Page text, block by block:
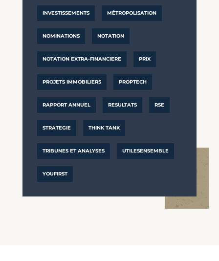
INVESTISSEMENTS MÉTROPOLISATION
NOMINATIONS NOTATION
NOTATION EXTRA-FINANCIERE PRIX
PROJETS IMMOBILIERS PROPTECH
RAPPORT ANNUEL RESULTATS RSE
STRATEGIE THINK TANK
TRIBUNES ET ANALYSES UTILESENSEMBLE
YOUFIRST